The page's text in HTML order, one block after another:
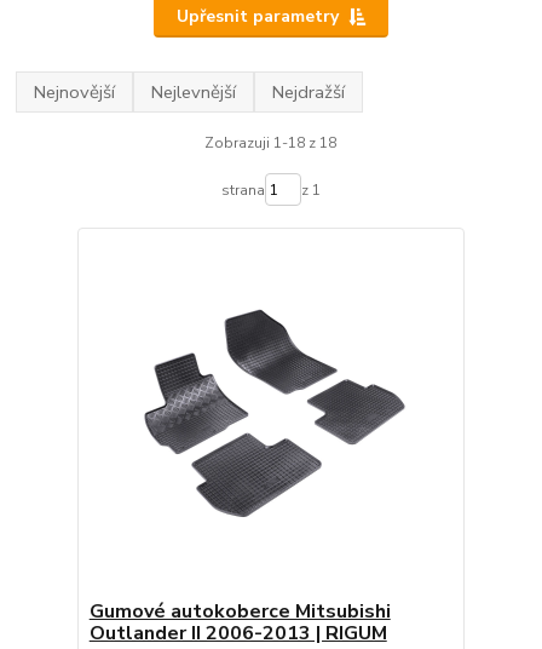
Upřesnit parametry
Nejnovější Nejlevnější Nejdražší
Zobrazuji 1-18 z 18
strana z 1
Gumové autokoberce Mitsubishi
Outlander II 2006-2013 | RIGUM